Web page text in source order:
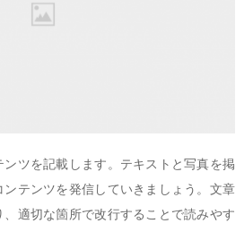
ツを記載します。テキストと写真を掲
テンツを発信していきましょう。文章
適切な箇所で改行することで読みやす